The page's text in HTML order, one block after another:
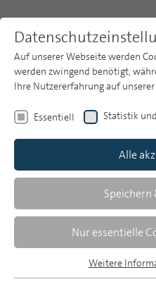
Publikationsarchiv
Heft 8
Spartennutzung
Eine Analyse auf
Auf unserer Webseite werden
werden zwingend benötigt,
Ihre Nutzererfahrung auf
Essentiell Statistik
Alle
Speichern
Nur essentielle
Essentielle Cookies werden
Weitere